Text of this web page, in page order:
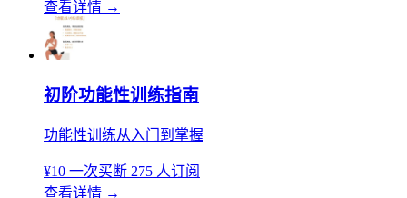
查看详情 →
初阶功能性训练指南
功能性训练从入门到掌握
¥10 一次买断 275 人订阅
查看详情 →